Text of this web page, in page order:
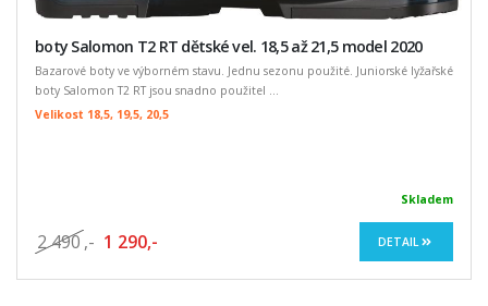
boty Salomon T2 RT dětské vel. 18,5 až 21,5 model 2020
Bazarové boty ve výborném stavu. Jednu sezonu použité. Juniorské lyžařské
boty Salomon T2 RT jsou snadno použitel ...
Velikost 18,5, 19,5, 20,5
Skladem
2 490 ,- 1 290,- DETAIL